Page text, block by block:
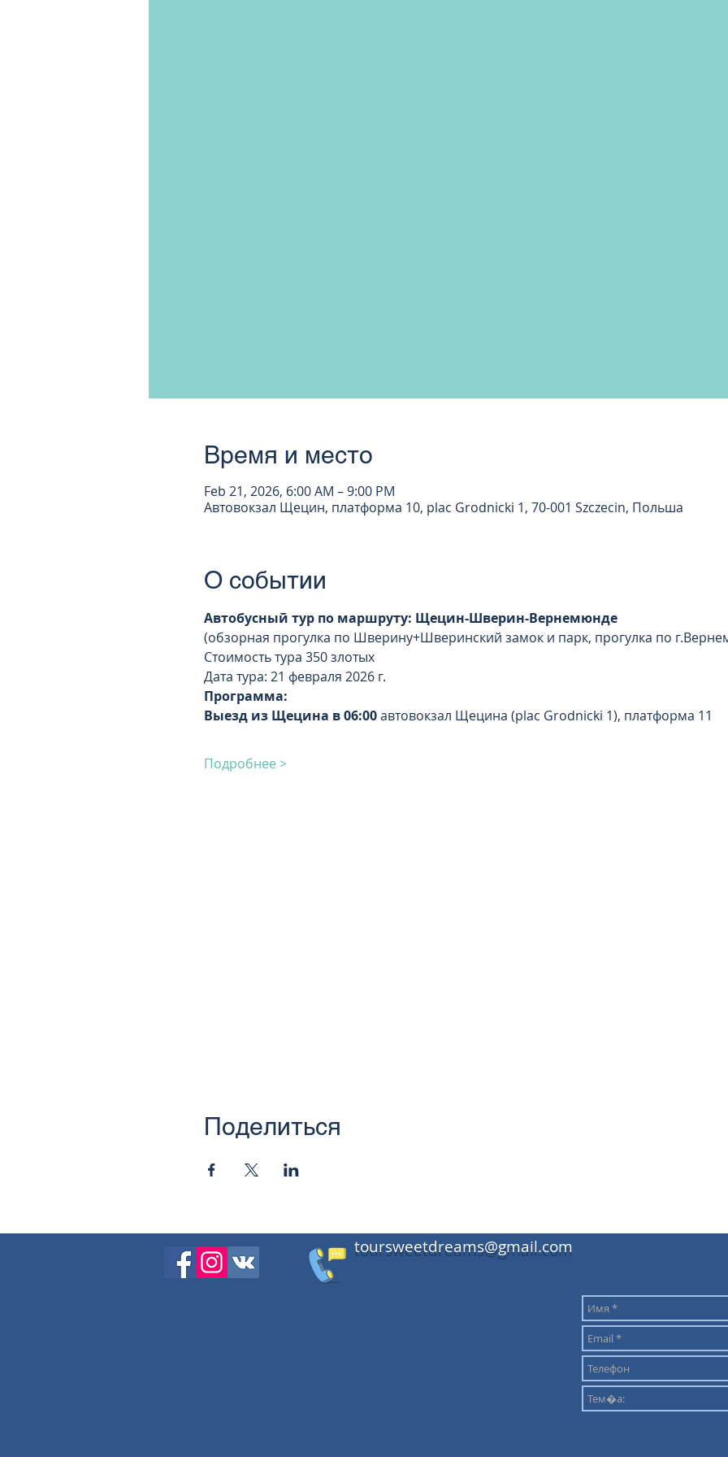
Время и место
Feb 21, 2026, 6:00 AM – 9:00 PM
Автовокзал Щецин, платформа 10, plac Grodnicki 1, 70-001 Szczecin, Польша
О событии
Автобусный тур по маршруту: Щецин-Шверин-Вернемюнде
(обзорная прогулка по Шверину+Шверинский замок и парк, прогулка по
Стоимость тура 350 злотых
Дата тура: 21 февраля 2026 г.
Программа:
Выезд из Щецина в 06:00 автовокзал Щецина (plac Grodnicki 1), платформа 11
Подробнее >
Поделиться
toursweetdreams@gmail.com